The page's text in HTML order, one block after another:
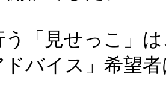
「見せっこ」
ドバイス」希望